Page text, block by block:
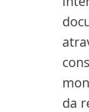
da